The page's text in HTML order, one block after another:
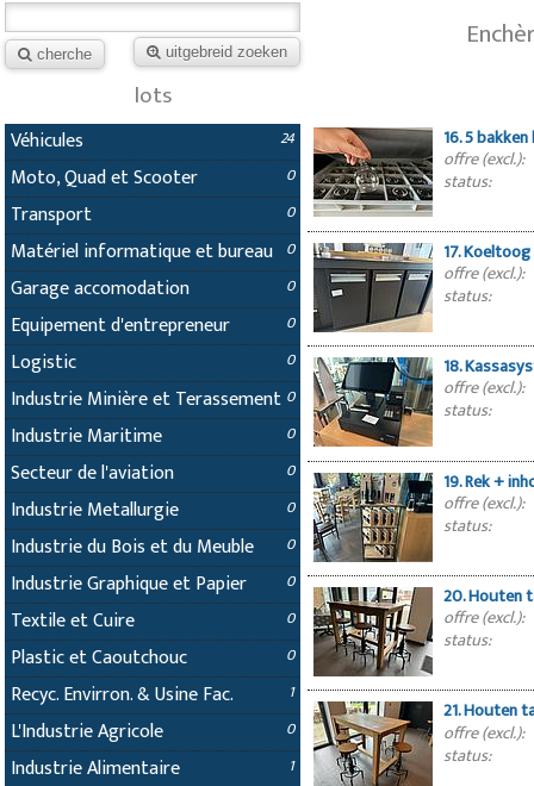
cherche uitgebreid zoeken
lots
Véhicules 24
Moto, Quad et Scooter 0
Transport 0
Matériel informatique et bureau 0
Garage accomodation 0
Equipement d'entrepreneur 0
Logistic 0
Industrie Minière et Terassement 0
Industrie Maritime 0
Secteur de l'aviation 0
Industrie Metallurgie 0
Industrie du Bois et du Meuble 0
Industrie Graphique et Papier 0
Textile et Cuire 0
Plastic et Caoutchouc 0
Recyc. Envirron. & Usine Fac. 1
L'Industrie Agricole 0
Industrie Alimentaire 1
16. 5
offre (excl.):
status:
17.
offre (excl.):
status:
18.
offre (excl.):
status:
19. Rek +
offre (excl.):
status:
20. Houten
offre (excl.):
status:
21. Houten
offre (excl.):
status: